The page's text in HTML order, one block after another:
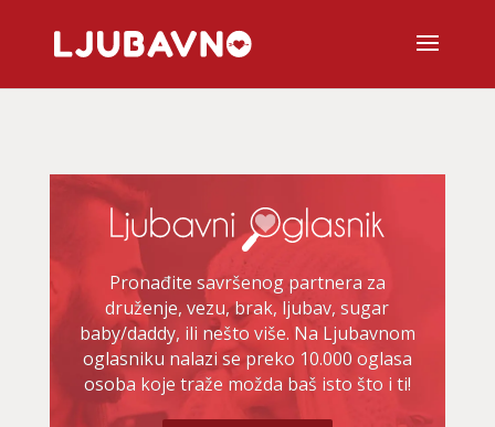
Pronađite savršenog partnera za
druženje, vezu, brak, ljubav, sugar
baby/daddy, ili nešto više. Na Ljubavnom
oglasniku nalazi se preko 10.000 oglasa
osoba koje traže možda baš isto što i ti!